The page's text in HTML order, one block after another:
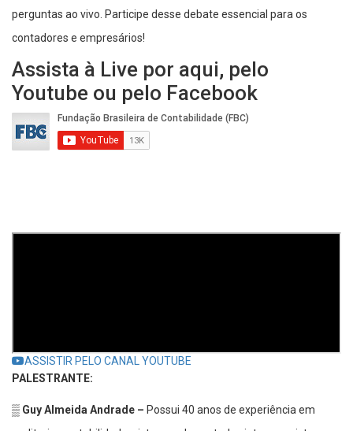
perguntas ao vivo. Participe desse debate essencial para os
contadores e empresários!
Assista à Live por aqui, pelo
Youtube ou pelo Facebook
ASSISTIR PELO CANAL YOUTUBE
PALESTRANTE:
▒ Guy Almeida Andrade – Possui 40 anos de experiência em